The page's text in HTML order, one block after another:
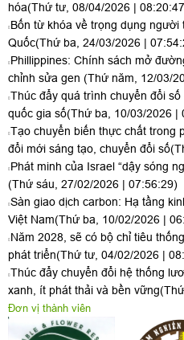
hóa(Thứ tư, 08/04/2026 |
Bốn từ khóa về trọng dụng người
Quốc(Thứ ba, 24/03/2026 |
Phillippines: Chính sách mở
chỉnh sửa gen (Thứ năm, 12/03/
Thúc đẩy quá trình chuyển đổi
quốc gia số(Thứ ba, 10/03/2026 |
Tạo chuyển biến thực chất trong
đổi mới sáng tạo, chuyển đổi số
Phát minh của Israel “dậy sóng
(Thứ sáu, 27/02/2026 | 07:56:29)
Sàn giao dịch carbon: Hạ tầng
Việt Nam(Thứ ba, 10/02/2026 |
Năm 2028, sẽ có bộ chỉ tiêu
phát triển(Thứ tư, 04/02/2026 |
Thúc đẩy chuyển đổi hệ thống
xanh, ít phát thải và bền vững
Đơn vị thành viên